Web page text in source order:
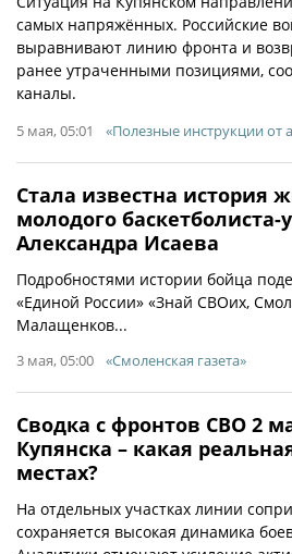
самых напряжённых. Российские
выравнивают линию фронта и
ранее утраченными позициями,
каналы.
5 мая, 05:01 «Полезные инструкции от
Стала известна история
молодого баскетболиста-
Александра Исаева
Подробностями истории бойца
«Единой России» «Знай СВОих,
Малащенков...
3 мая, 05:00 «Смоленская газета»
Сводка с фронтов СВО 2
Купянска – какая
местах?
На отдельных участках линии
сохраняется высокая динамика